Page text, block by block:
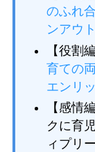
のふれ
ンアウ
【役割編
育ての
エンリ
【感情
クに育
ィプリ